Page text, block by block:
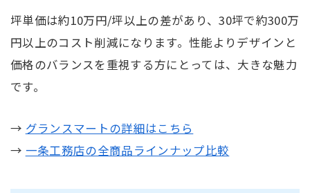
坪単価は約10万円/坪以上の差があり、30坪で約300万
円以上のコスト削減になります。性能よりデザインと
価格のバランスを重視する方にとっては、大きな魅力
です。
→ グランスマートの詳細はこちら
→ 一条工務店の全商品ラインナップ比較